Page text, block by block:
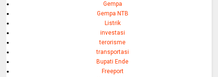
Gempa
Gempa NTB
Listrik
investasi
terorisme
transportasi
Bupati Ende
Freeport